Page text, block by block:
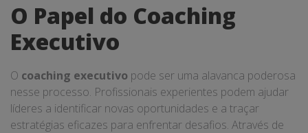
O Papel do Coaching
Executivo
O coaching executivo pode ser uma alavanca poderosa
nesse processo. Profissionais experientes podem ajudar
líderes a identificar novas oportunidades e a traçar
estratégias eficazes para enfrentar desafios. Através de